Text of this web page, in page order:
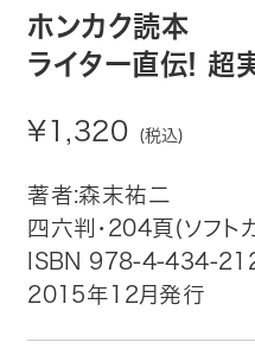
写真集
電子書籍
ご案内
トップ
自費出版したい方
ホンカク読本
ライター直伝! 超
¥1,320 (税込)
著者:森末祐二
四六判・204頁(ソフト
ISBN 978-4-434-
2015年12月発行